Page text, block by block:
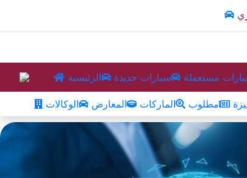
الرئيسية سيارات جديدة مستعملة
الوكالات المعارض الماركات مطلوب